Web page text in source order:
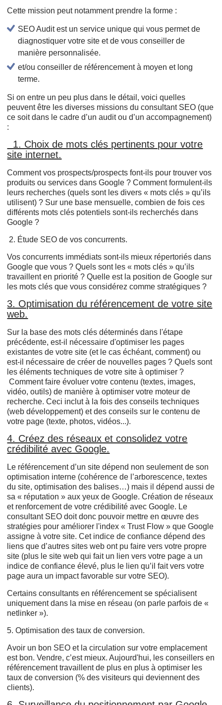
Cette mission peut notamment prendre la forme :
SEO Audit est un service unique qui vous permet de
diagnostiquer votre site et de vous conseiller de
manière personnalisée.
et/ou conseiller de référencement à moyen et long
terme.
Si on entre un peu plus dans le détail, voici quelles
peuvent être les diverses missions du consultant SEO (que
ce soit dans le cadre d’un audit ou d’un accompagnement)
:
1. Choix de mots clés pertinents pour votre
site internet.
Comment vos prospects/prospects font-ils pour trouver vos
produits ou services dans Google ? Comment formulent-ils
leurs recherches (quels sont les divers « mots clés » qu’ils
utilisent) ? Sur une base mensuelle, combien de fois ces
différents mots clés potentiels sont-ils recherchés dans
Google ?
2. Étude SEO de vos concurrents.
Vos concurrents immédiats sont-ils mieux répertoriés dans
Google que vous ? Quels sont les « mots clés » qu’ils
travaillent en priorité ? Quelle est la position de Google sur
les mots clés que vous considérez comme stratégiques ?
3. Optimisation du référencement de votre site
web.
Sur la base des mots clés déterminés dans l'étape
précédente, est-il nécessaire d'optimiser les pages
existantes de votre site (et le cas échéant, comment) ou
est-il nécessaire de créer de nouvelles pages ? Quels sont
les éléments techniques de votre site à optimiser ?
Comment faire évoluer votre contenu (textes, images,
vidéo, outils) de manière à optimiser votre moteur de
recherche. Ceci inclut à la fois des conseils techniques
(web développement) et des conseils sur le contenu de
votre page (texte, photos, vidéos...).
4. Créez des réseaux et consolidez votre
crédibilité avec Google.
Le référencement d’un site dépend non seulement de son
optimisation interne (cohérence de l’arborescence, textes
du site, optimisation des balises…) mais il dépend aussi de
sa « réputation » aux yeux de Google. Création de réseaux
et renforcement de votre crédibilité avec Google. Le
consultant SEO doit donc pouvoir mettre en œuvre des
stratégies pour améliorer l'index « Trust Flow » que Google
assigne à votre site. Cet indice de confiance dépend des
liens que d’autres sites web ont pu faire vers votre propre
site (plus le site web qui fait un lien vers votre page a un
indice de confiance élevé, plus le lien qu’il fait vers votre
page aura un impact favorable sur votre SEO).
Certains consultants en référencement se spécialisent
uniquement dans la mise en réseau (on parle parfois de «
netlinker »).
5. Optimisation des taux de conversion.
Avoir un bon SEO et la circulation sur votre emplacement
est bon. Vendre, c’est mieux. Aujourd'hui, les conseillers en
référencement travaillent de plus en plus à optimiser les
taux de conversion (% des visiteurs qui deviennent des
clients).